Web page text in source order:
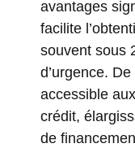
avantages
facilite
souvent sous
d’urgence.
accessible
crédit,
de